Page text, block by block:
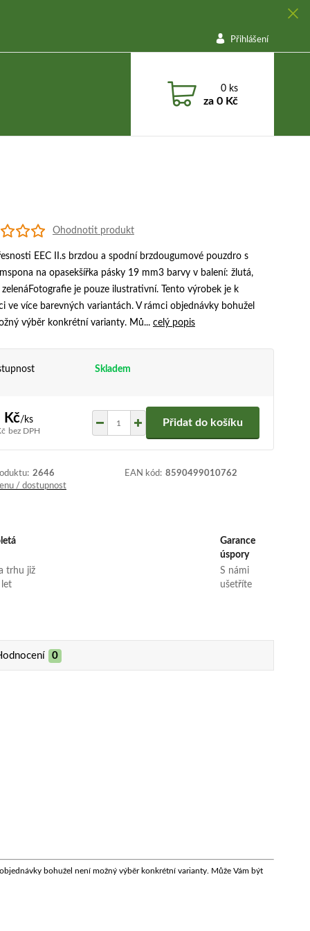
Přihlášení
0 ks
za0 Kč
Ohodnotit produkt
EEC II.s brzdou a spodní brzdougumové pouzdro s
na opasekšířka pásky 19 mm3 barvy v balení: žlutá,
je pouze ilustrativní. Tento výrobek je k
ve více barevných variantách. V rámci objednávky bohužel
výběr konkrétní varianty. Mů... celý popis
Skladem
Kč/ks
bez DPH
Přidat do košíku
2646 EAN kód: 8590499010762
/ dostupnost
trhu již
let
Garance
úspory
S námi
ušetříte
0
bohužel není možný výběr konkrétní varianty. Může Vám být